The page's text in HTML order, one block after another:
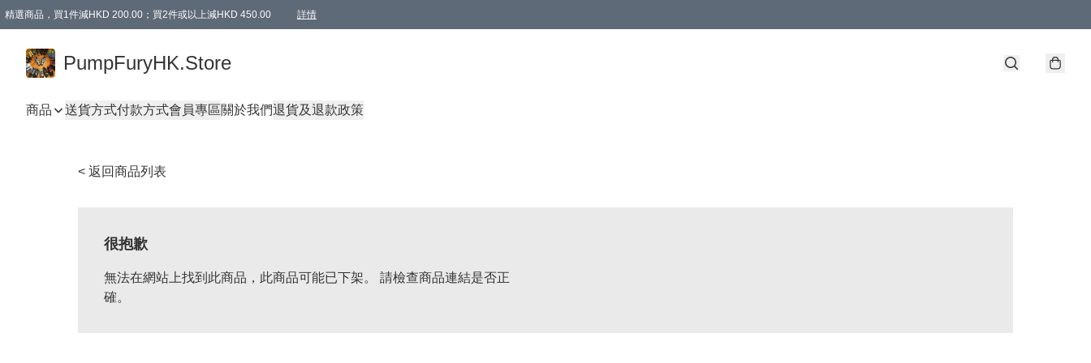
精選商品，買1件減HKD 200.00；買2件或以上減HKD 450.00 詳情
PumpFuryHK.Store
商品 送貨方式付款方式會員專區關於我們退貨及退款政策
< 返回商品列表
很抱歉
無法在網站上找到此商品，此商品可能已下架。 請檢查商品連結是否正
確。